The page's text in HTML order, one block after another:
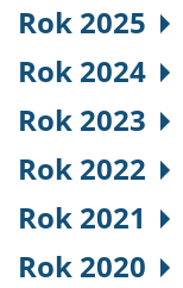
Rok 2025
Rok 2024
Rok 2023
Rok 2022
Rok 2021
Rok 2020